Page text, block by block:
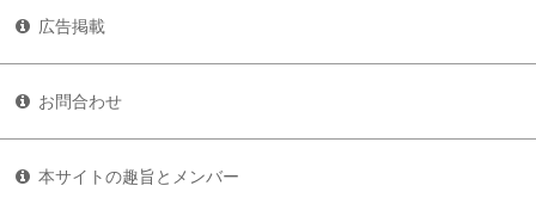
広告掲載
お問合わせ
本サイトの趣旨とメンバー